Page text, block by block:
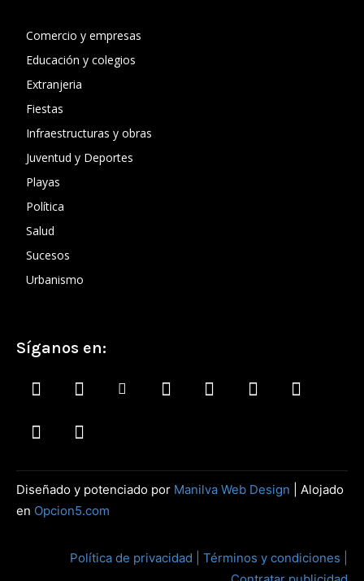
Comercio y empresas
Educación y colegios
Extranjeria
Fiestas
Infraestructuras y obras
Juventud y Deportes
Playas
Política
Salud
Sucesos
Urbanismo
Síganos en:
Diseñado y potenciado por Manilva Web Design | Alojado
en Opcion5.com
Política de privacidad | Términos y condiciones |